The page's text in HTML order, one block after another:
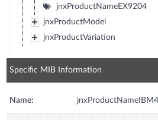
jnxProductNameEX9204
jnxProductModel
jnxProductVariation
Specific MIB Information
Name: